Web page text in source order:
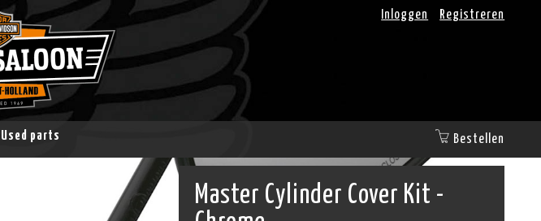
Inloggen Registreren
Used parts Bestellen
Master Cylinder Cover Kit -